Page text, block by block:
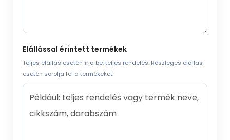
Elállással érintett termékek
Teljes elállás esetén írja be: teljes rendelés. Részleges elállás
esetén sorolja fel a termékeket.